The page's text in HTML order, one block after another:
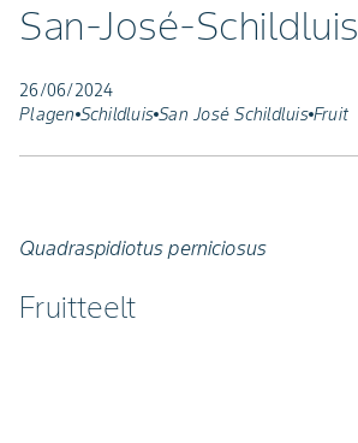
San-José-Schildluis
26/06/2024
Plagen Schildluis San José Schildluis Fruit
Quadraspidiotus perniciosus
Fruitteelt